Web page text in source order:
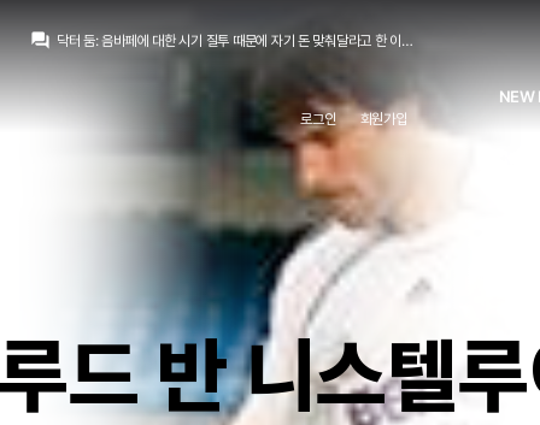
question_answer 닥터 둠:음바페에 대한 시기 질투 때문에 자기 돈 맞춰달라고 한 이상 둘이 곱게 공존 못한다고 봅니다
비니가 재계약을 해서 더 심해질 예정..
알코르타: 음바페가 온 이후로 문제는 자존심 싸움이었다. 나는 자존심이라는 걸 이해하지 못하고, 라커룸에서 그런 걸 경험해 본 적도 없지만, 현실은 두 선수 간의 호흡이 제대로 맞지 않는다는 것이다. 음바페는 한 시즌에 50골을 넣는 선수인데, 무리뉴 감독이 두 선수가 좋은 시너지를 낼 수 있도록 잘 이끌어내길 바란다. 비니시우스가 남는다면, 무리뉴 감독은 이전 감독들이 요구하지 못했던 것들을 그에게 요구할 것이다. 그는 이미 자신의 기대치를 분명히 밝혔을 것이다.
얼굴 위쪽만 가리면 70대 할아버지 같...
/chat_images/20260808_173540_6a76ea5c10a77.jpg
MARCA) 베르나르두 실바, 레알 데뷔전
COPE) 로드리 바르사행, 플리크 승리 확정
출전 50경기 47경기인데 5-4-1 2경기, 4-2-3-1 2경기, 나머지 전부 3-4-3
이제 재계약 했으니 마음을 다시 잡을지도요
NEW
로그인 회원가입
드 반 니스텔